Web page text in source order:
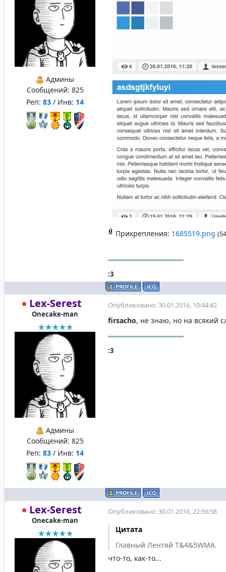
Админы
Сообщений: 825
Реп: 83 / Инв: 14
Прикрепления: 1685519.png
:3
Lex-Serest
Onecake-man
Админы
Сообщений: 825
Реп: 83 / Инв: 14
Опубликовано: 30.01.2016, 10:44:42
firsacho, не знаю, но на всякий
:3
Lex-Serest
Onecake-man
Опубликовано: 30.01.2016, 22:56:58
Цитата
Главный Лентяй T&4&5WMA.
что-то, как-то...